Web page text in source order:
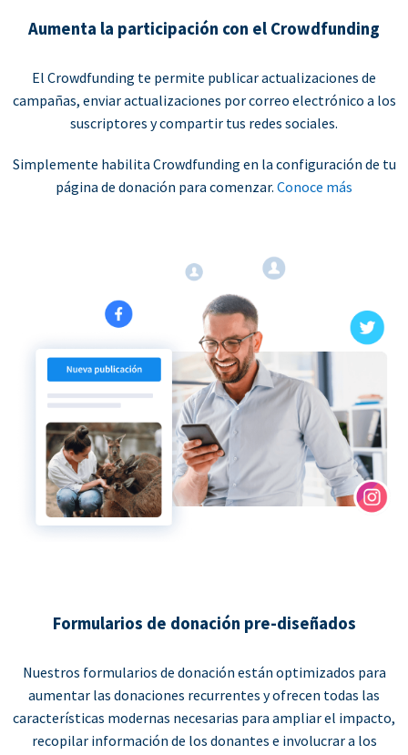
Aumenta la participación con el Crowdfunding
El Crowdfunding te permite publicar actualizaciones de
campañas, enviar actualizaciones por correo electrónico a los
suscriptores y compartir tus redes sociales.
Simplemente habilita Crowdfunding en la configuración de tu
página de donación para comenzar. Conoce más
Formularios de donación pre-diseñados
Nuestros formularios de donación están optimizados para
aumentar las donaciones recurrentes y ofrecen todas las
características modernas necesarias para ampliar el impacto,
recopilar información de los donantes e involucrar a los